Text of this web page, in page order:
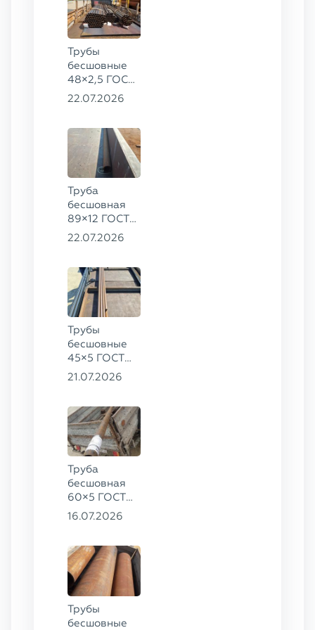
Трубы
бесшовные
48×2,5 ГОСТ
8734-75, ст.
22.07.2026
Труба
бесшовная
89×12 ГОСТ
8732-78, ст.
22.07.2026
Трубы
бесшовные
45×5 ГОСТ
8734-75, ст.
21.07.2026
Труба
бесшовная
60×5 ГОСТ
8732-78, ст.
16.07.2026
Трубы
бесшовные